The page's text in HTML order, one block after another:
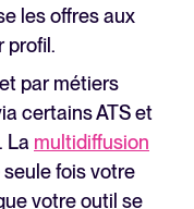
les offres aux
profil.
par métiers
certains ATS et
La multidiffusion
seule fois votre
votre outil se